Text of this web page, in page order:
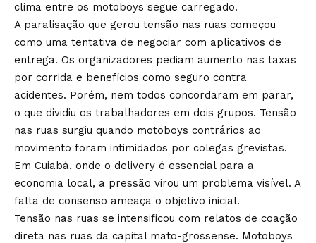
clima entre os motoboys segue carregado.
A paralisação que gerou tensão nas ruas começou
como uma tentativa de negociar com aplicativos de
entrega. Os organizadores pediam aumento nas taxas
por corrida e benefícios como seguro contra
acidentes. Porém, nem todos concordaram em parar,
o que dividiu os trabalhadores em dois grupos. Tensão
nas ruas surgiu quando motoboys contrários ao
movimento foram intimidados por colegas grevistas.
Em Cuiabá, onde o delivery é essencial para a
economia local, a pressão virou um problema visível. A
falta de consenso ameaça o objetivo inicial.
Tensão nas ruas se intensificou com relatos de coação
direta nas ruas da capital mato-grossense. Motoboys